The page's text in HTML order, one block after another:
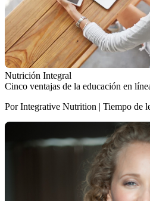
Nutrición Integral
Cinco ventajas de la educación en
Por Integrative Nutrition | Tiempo de